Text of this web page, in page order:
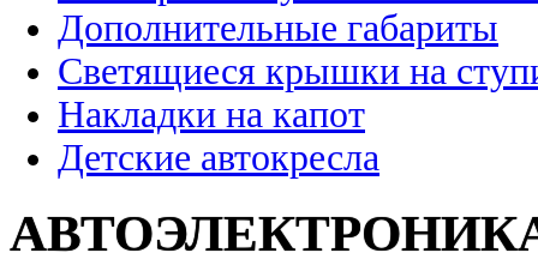
Дополнительные габариты
Светящиеся крышки на
Накладки на капот
Детские автокресла